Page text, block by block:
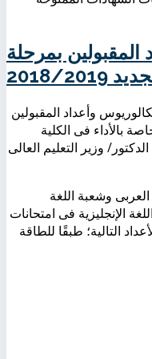
المقبولين بمرحلة
2019
وأعداد المقبولين
الخاصة بالأداء فى الكلية
(121) بتاريخ 3/7/2018 والمعتمد من الأستاذ الدكتور/ وزير التعليم العالى
وشعبة اللغة
حصول الطالب على 80% كحدٍ أدنى فى مادة اللغة الإنجليزية فى امتحانات
التالية؛ طبقًا للطاقة